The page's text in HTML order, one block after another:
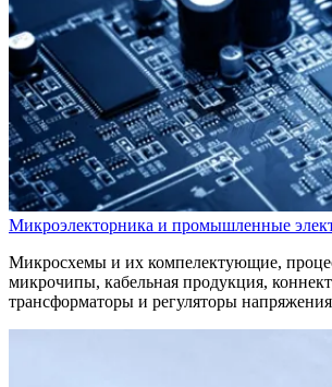
Микроэлекторника и промышленные
Микросхемы и их компелектующие,
микрочипы, кабельная продукция,
трансформаторы и регуляторы